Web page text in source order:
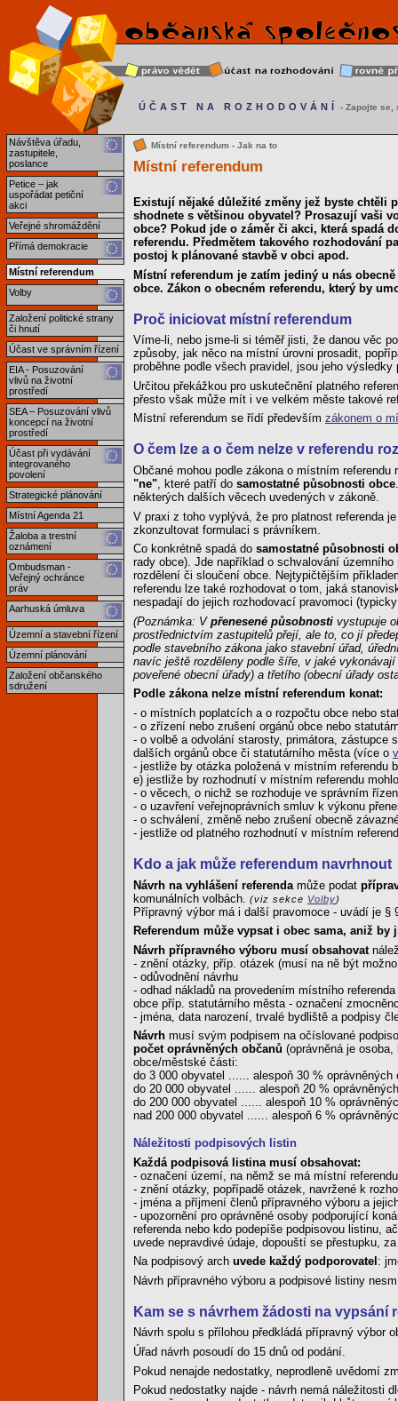
Návštěva úřadu,
zastupitele,
poslance
Petice – jak
uspořádat petiční
akci
Veřejné shromáždění
Přímá demokracie
Místní referendum
Volby
Založení politické strany
či hnutí
Účast ve správním řízení
EIA - Posuzování
vlivů na životní
prostředí
SEA – Posuzování vlivů
koncepcí na životní
prostředí
Účast při vydávání
integrovaného
povolení
Strategické plánování
Místní Agenda 21
Žaloba a trestní
oznámení
Ombudsman -
Veřejný ochránce
práv
Aarhuská úmluva
Územní a stavební řízení
Územní plánování
Založení občanského
sdružení
ÚČAST NA ROZHODOVÁNÍ - Zapojte se,
Místní referendum - Jak na to
Místní referendum
Existují nějaké důležité změny jež byste chtěli
shodnete s většinou obyvatel? Prosazují vaši
obce? Pokud jde o záměr či akci, která spadá
referendu. Předmětem takového rozhodování
postoj k plánované stavbě v obci apod.
Místní referendum je zatím jediný u nás
obce. Zákon o obecném referendu, který by
Proč iniciovat místní referendum
Víme-li, nebo jsme-li si téměř jisti, že danou věc
způsoby, jak něco na místní úrovni prosadit,
proběhne podle všech pravidel, jsou jeho
Určitou překážkou pro uskutečnění platného
přesto však může mít i ve velkém měste takové
Místní referendum se řídí především zákonem o
O čem lze a o čem nelze v referendu
Občané mohou podle zákona o místním
"ne" , které patří do samostatné působnosti obce
některých dalších věcech uvedených v zákoně.
V praxi z toho vyplývá, že pro platnost referenda
zkonzultovat formulaci s právníkem.
Co konkrétně spadá do samostatné působnosti
rady obce). Jde například o schvalování
rozdělení či sloučení obce. Nejtypičtějším
referendu lze také rozhodovat o tom, jaká
nespadají do jejich rozhodovací pravomoci
(Poznámka: V přenesené působnosti vystupuje
prostřednictvím zastupitelů přejí, ale to, co jí
podle stavebního zákona jako stavební úřad,
navíc ještě rozděleny podle šíře, v jaké
poveřené obecní úřady) a třetího (obecní úřady
Podle zákona nelze místní referendum konat:
- o místních poplatcích a o rozpočtu obce nebo
- o zřízení nebo zrušení orgánů obce nebo
- o volbě a odvolání starosty, primátora,
dalších orgánů obce či statutárního města (více o
- jestliže by otázka položená v místním referendu
e) jestliže by rozhodnutí v místním referendu
- o věcech, o nichž se rozhoduje ve správním
- o uzavření veřejnoprávních smluv k výkonu
- o schválení, změně nebo zrušení obecně
- jestliže od platného rozhodnutí v místním
Kdo a jak může referendum navrhnout
Návrh na vyhlášení referenda může podat
komunálních volbách.
(viz sekce Volby)
Přípravný výbor má i další pravomoce - uvádí je §
Referendum může vypsat i obec sama, aniž
Návrh přípravného výboru musí obsahovat
- znění otázky, příp. otázek (musí na ně být
- odůvodnění návrhu
- odhad nákladů na provedením místního
obce příp. statutárního města - označení
- jména, data narození, trvalé bydliště a podpisy
Návrh musí svým podpisem na očíslované
počet oprávněných občanů (oprávněná je
obce/městské části:
do 3 000 obyvatel ...... alespoň 30 % oprávněných
do 20 000 obyvatel ...... alespoň 20 %
do 200 000 obyvatel ...... alespoň 10 %
nad 200 000 obyvatel ...... alespoň 6 %
Náležitosti podpisových listin
Každá podpisová listina musí obsahovat:
- označení území, na němž se má místní
- znění otázky, popřípadě otázek, navržené k
- jména a příjmení členů přípravného výboru a
- upozornění pro oprávněné osoby podporující
referenda nebo kdo podepíše podpisovou listinu,
uvede nepravdivé údaje, dopouští se přestupku,
Na podpisový arch uvede každý podporovatel :
Návrh přípravného výboru a podpisové listiny
Kam se s návrhem žádosti na vypsání
Návrh spolu s přílohou předkládá přípravný výbor
Úřad návrh posoudí do 15 dnů od podání.
Pokud nenajde nedostatky, neprodleně uvědomí
Pokud nedostatky najde - návrh nemá náležitosti